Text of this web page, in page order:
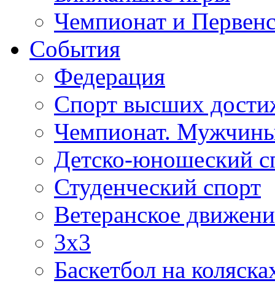
Чемпионат и
События
Федерация
Спорт высших
Чемпионат.
Детско-юношеский
Студенческий спорт
Ветеранское
3х3
Баскетбол на